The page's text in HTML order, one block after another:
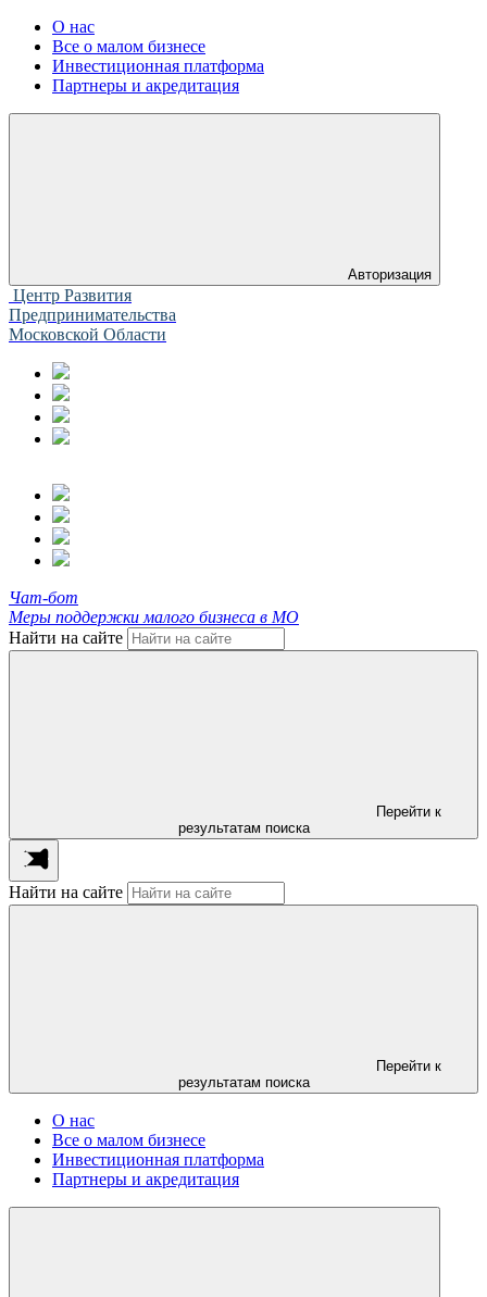
О нас
Все о малом бизнесе
Инвестиционная платформа
Партнеры и акредитация
Авторизация
Центр Развития
Предпринимательства
Московской Области
Чат-бот
Меры поддержки малого бизнеса в МО
Найти на сайте
Перейти к
результатам поиска
Найти на сайте
Перейти к
результатам поиска
О нас
Все о малом бизнесе
Инвестиционная платформа
Партнеры и акредитация